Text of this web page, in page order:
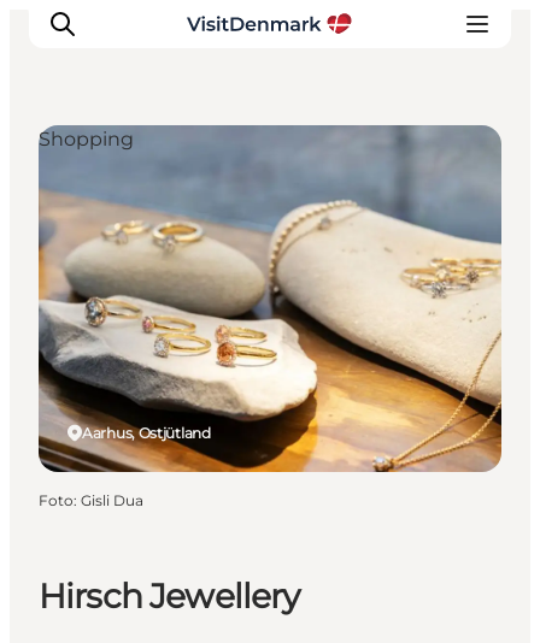
Inspiration
Regionen
Erlebnisse
Unterkünfte
Reiseplanung
Hirsch Jewellery
Aarhus, Ostjütland
Shopping
Foto: Gisli Dua